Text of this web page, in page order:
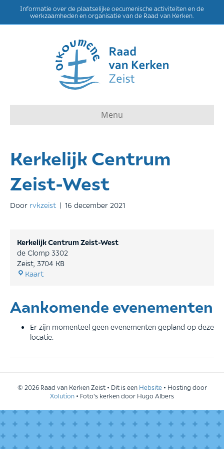
Informatie over de plaatselijke oecumenische activiteiten en de
werkzaamheden en organisatie van de Raad van Kerken.
Menu
Kerkelijk Centrum
Zeist-West
Door rvkzeist | 16 december 2021
Kerkelijk Centrum Zeist-West
de Clomp 3302
Zeist 3704 KB
KaartKerkelijk
West
Aankomende evenementen
Er zijn momenteel geen evenementen gepland op deze
locatie.
© 2026 Raad van Kerken Zeist • Dit is een Hebsite• Hosting door
Xolution • Foto's kerken door Hugo Albers